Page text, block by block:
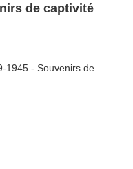
de captivité